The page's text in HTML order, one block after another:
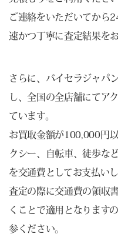
ご連絡をいただいてから
速かつ丁寧に査定結果を
さらに、バイセラジャパ
し、全国の全店舗にてア
ています。
お買取金額が100,000円
クシー、自転車、徒歩な
を交通費としてお支払いし
査定の際に交通費の領収
くことで適用となります
参ください。